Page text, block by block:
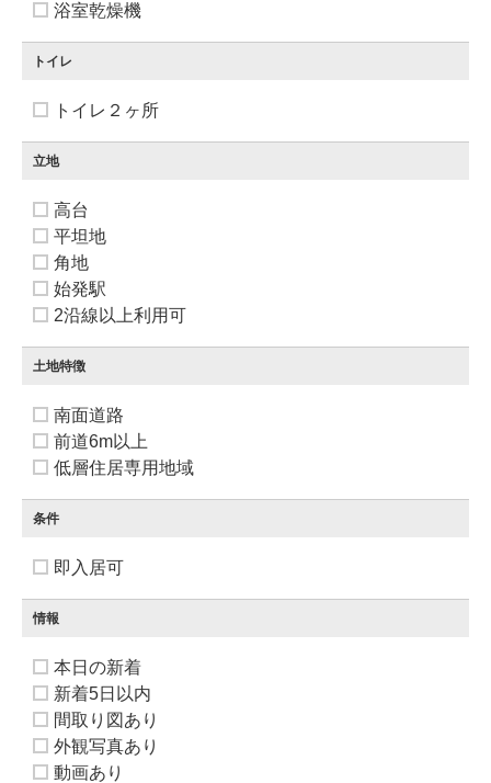
浴室乾燥機
トイレ
トイレ２ヶ所
立地
高台
平坦地
角地
始発駅
2沿線以上利用可
土地特徴
南面道路
前道6m以上
低層住居専用地域
条件
即入居可
情報
本日の新着
新着5日以内
間取り図あり
外観写真あり
動画あり